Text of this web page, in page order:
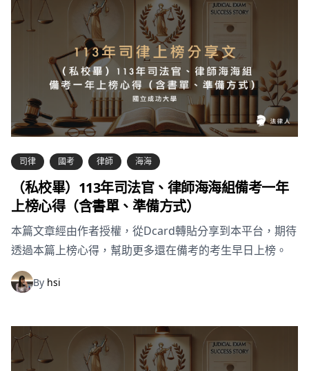
司律 國考 律師 海海
（私校畢）113年司法官、律師海海組備考一年
上榜心得（含書單、準備方式）
本篇文章經由作者授權，從Dcard轉貼分享到本平台，期待
透過本篇上榜心得，幫助更多還在備考的考生早日上榜。
By hsi